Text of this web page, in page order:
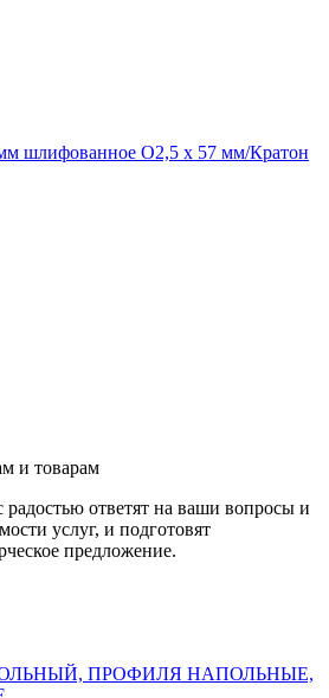
шлифованное O2,5 х 57 мм/Кратон
и товарам
ответят на ваши вопросы и
услуг, и подготовят
предложение.
ПРОФИЛЯ НАПОЛЬНЫЕ,